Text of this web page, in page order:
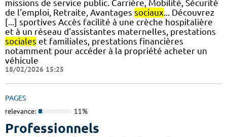
missions de service public. Carrière, Mobilité, Sécurité
de l'emploi, Retraite, Avantages sociaux... Découvrez
[...] sportives Accès facilité à une crèche hospitalière
et à un réseau d'assistantes maternelles, prestations
sociales et familiales, prestations financières
notamment pour accéder à la propriété acheter un
véhicule
18/02/2026 15:25
PAGES
relevance: 11%
Professionnels